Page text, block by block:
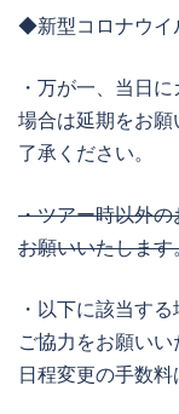
◆新型コロナウイ
・万が一、当日
場合は延期をお
了承ください。
・ツアー時以外
お願いいたします
・以下に該当す
ご協力をお願い
日程変更の手数料